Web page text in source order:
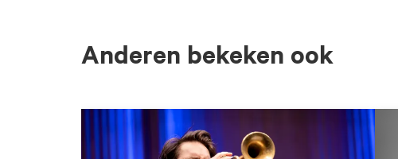
Anderen bekeken ook